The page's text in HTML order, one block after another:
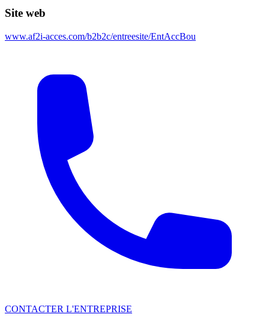
Site web
www.af2i-acces.com/b2b2c/entreesite/EntAccBou
CONTACTER L'ENTREPRISE